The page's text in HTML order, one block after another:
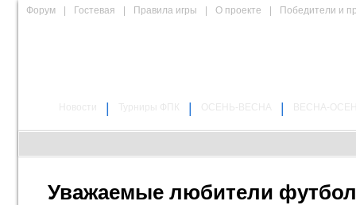
Форум Гостевая Правила игры О проекте Победители и
Уважаемые любители